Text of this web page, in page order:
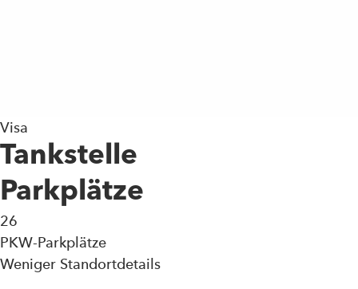
Visa
Tankstelle
Parkplätze
26
PKW-Parkplätze
Weniger Standortdetails